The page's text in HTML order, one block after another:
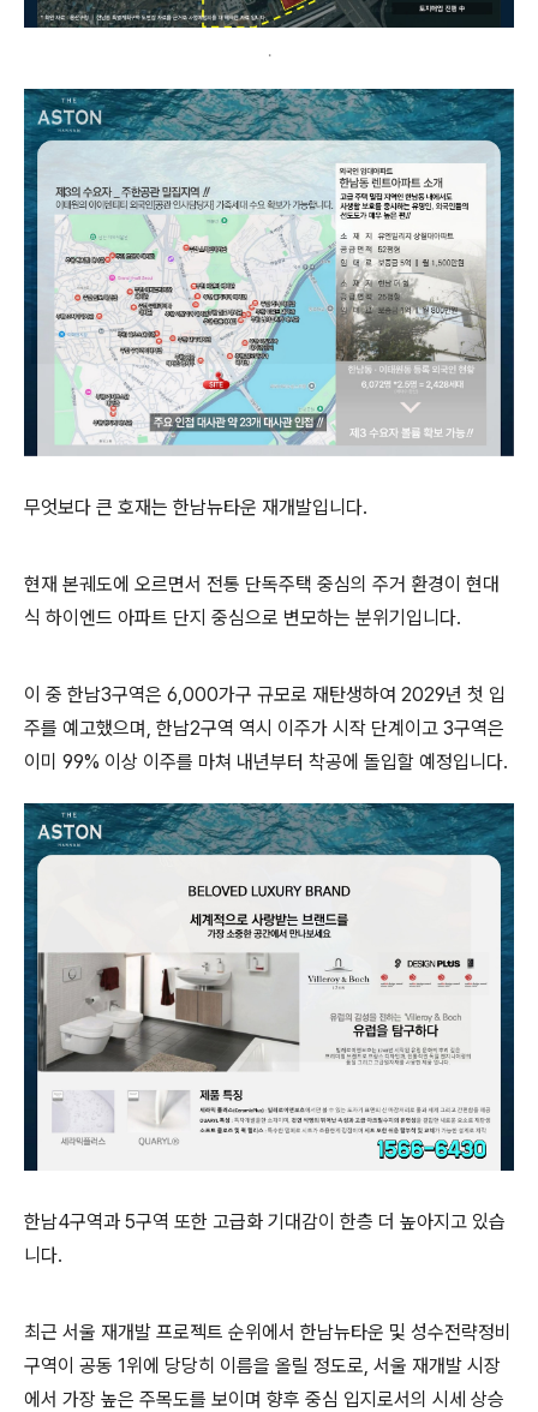
.
무엇보다 큰 호재는 한남뉴타운 재개발입니다.
현재 본궤도에 오르면서 전통 단독주택 중심의 주거 환경이 현대
식 하이엔드 아파트 단지 중심으로 변모하는 분위기입니다.
이 중 한남3구역은 6,000가구 규모로 재탄생하여 2029년 첫 입
주를 예고했으며, 한남2구역 역시 이주가 시작 단계이고 3구역은
이미 99% 이상 이주를 마쳐 내년부터 착공에 돌입할 예정입니다.
한남4구역과 5구역 또한 고급화 기대감이 한층 더 높아지고 있습
니다.
최근 서울 재개발 프로젝트 순위에서 한남뉴타운 및 성수전략정비
구역이 공동 1위에 당당히 이름을 올릴 정도로, 서울 재개발 시장
에서 가장 높은 주목도를 보이며 향후 중심 입지로서의 시세 상승